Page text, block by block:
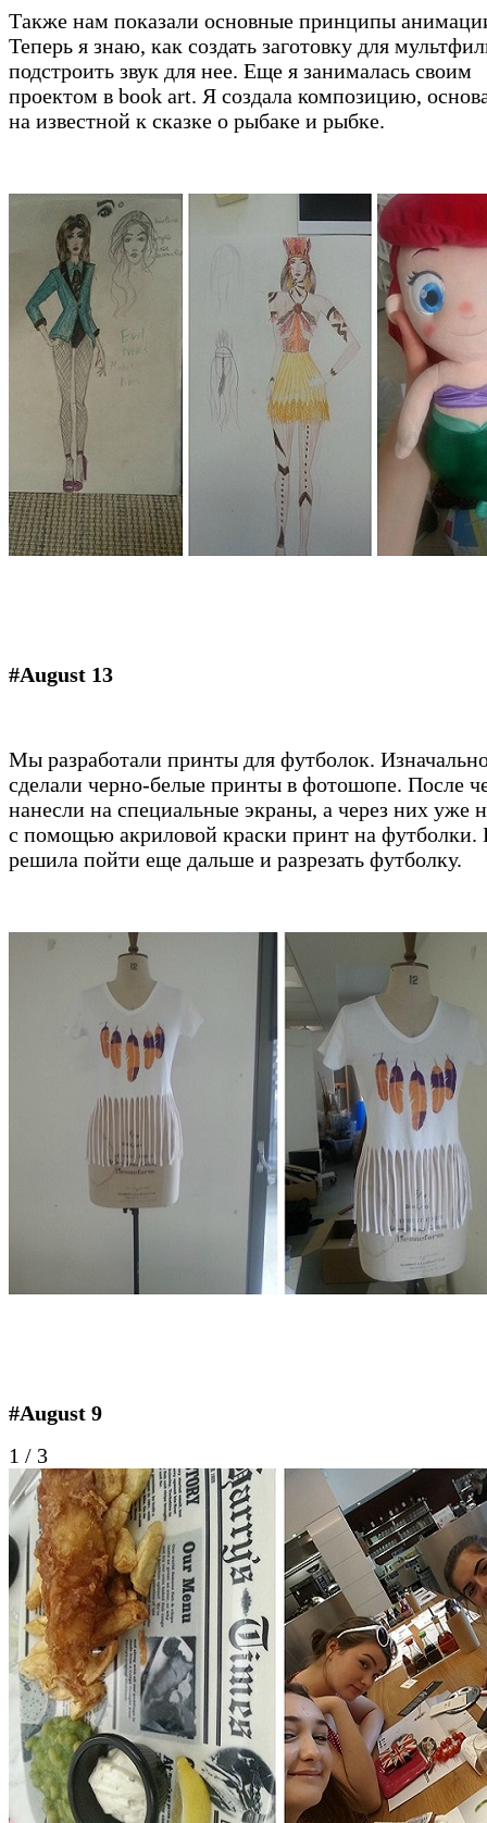
Также нам показали основные принципы
Теперь я знаю, как создать заготовку для
подстроить звук для нее. Еще я занималась своим
проектом в book art. Я создала композицию,
на известной к сказке о рыбаке и рыбке.
#August 13
Мы разработали принты для футболок.
сделали черно-белые принты в фотошопе. После
нанесли на специальные экраны, а через них уже
с помощью акриловой краски принт на футболки.
решила пойти еще дальше и разрезать футболку.
#August 9
1 / 3